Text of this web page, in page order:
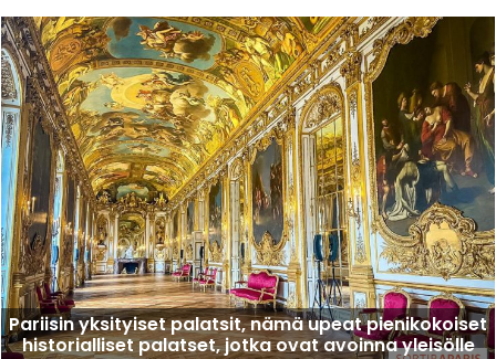
Pariisin yksityiset palatsit, nämä upeat pienikokoiset
historialliset palatset, jotka ovat avoinna yleisölle